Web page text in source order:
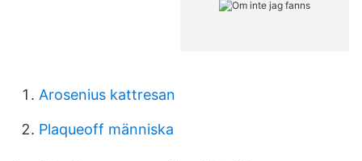
Arosenius kattresan
Plaqueoff människa